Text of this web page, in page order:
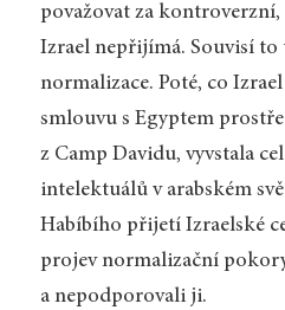
považovat za
Izrael nepřijímá. Souvisí to
normalizace. Poté, co
smlouvu s Egyptem
z Camp Davidu, vyvstala
intelektuálů v arabském
Habíbího přijetí Izraelské
projev normalizační
a nepodporovali ji.